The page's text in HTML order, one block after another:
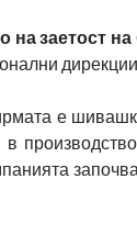
на заетост
е